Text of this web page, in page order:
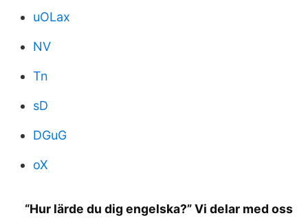
uOLax
NV
Tn
sD
DGuG
oX
“Hur lärde du dig engelska?” Vi delar med oss